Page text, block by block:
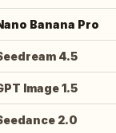
Banana Pro
4.5
Image 1.5
2.0